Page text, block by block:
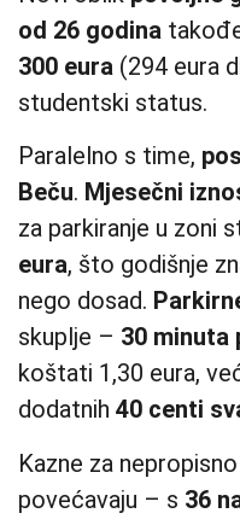
od 26 godina
300 eura (294 eura
studentski status.
Paralelno s time,
Beču. Mjesečni
za parkiranje u zoni
eura, što godišnje
nego dosad.
skuplje – 30 minuta
koštati 1,30 eura,
dodatnih 40 centi
Kazne za
povećavaju – s 36